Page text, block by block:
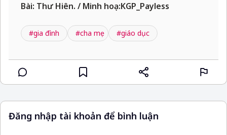
Bài: Thư Hiên. / Minh hoạ:KGP_Payless
#gia đình #cha mẹ #giáo dục
Đăng nhập tài khoản để bình luận